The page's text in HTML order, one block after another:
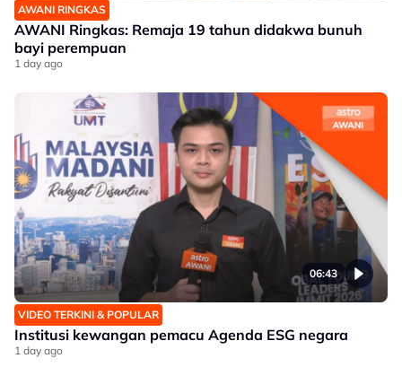
AWANI RINGKAS
AWANI Ringkas: Remaja 19 tahun didakwa bunuh
bayi perempuan
1 day ago
06:43
VIDEO TERKINI & POPULAR
Institusi kewangan pemacu Agenda ESG negara
1 day ago